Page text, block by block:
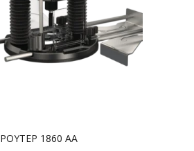
ΡΟΥΤΕΡ 1860 AA